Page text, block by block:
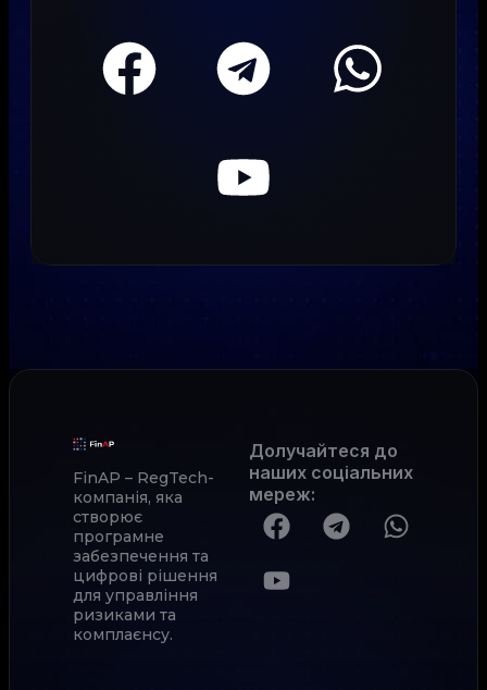
FinAP – RegTech-
компанія, яка
створює
програмне
забезпечення та
цифрові рішення
для управління
ризиками та
комплаєнсу.
Долучайтеся до
наших соціальних
мереж: